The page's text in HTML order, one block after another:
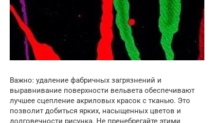
Важно: удаление фабричных загрязнений и
выравнивание поверхности вельвета обеспечивают
лучшее сцепление акриловых красок с тканью. Это
позволит добиться ярких, насыщенных цветов и
долговечности рисунка. Не пренебрегайте этими